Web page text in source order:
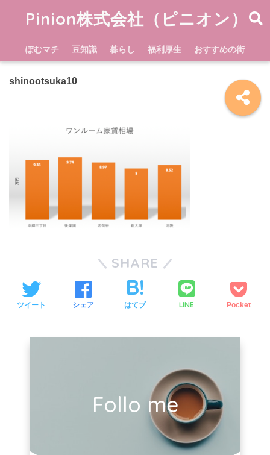
Pinion株式会社（ピニオン）
ぽむマチ 豆知識 暮らし 福利厚生 おすすめの街
shinootsuka10
SHARE
ツイート シェア はてブ LINE Pocket
Follo me